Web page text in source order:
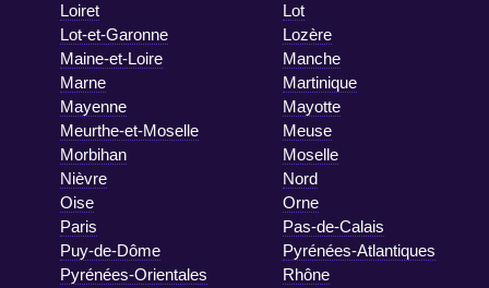
Loiret
Lot
Lot-et-Garonne
Lozère
Maine-et-Loire
Manche
Marne
Martinique
Mayenne
Mayotte
Meurthe-et-Moselle
Meuse
Morbihan
Moselle
Nièvre
Nord
Oise
Orne
Paris
Pas-de-Calais
Puy-de-Dôme
Pyrénées-Atlantiques
Pyrénées-Orientales
Rhône